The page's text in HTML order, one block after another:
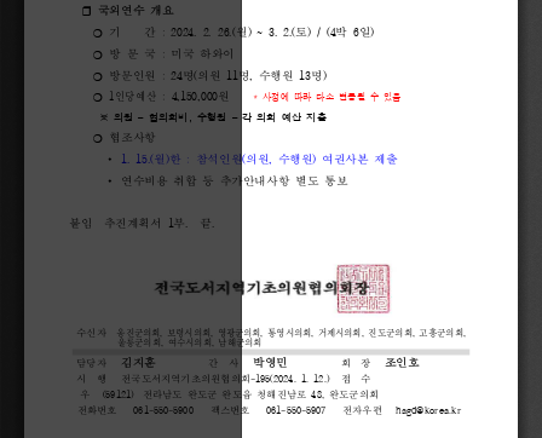
❐ 국외연수 개요
❍ 기 간 : 2024. 2. 26.(월) ~ 3. 2.(토) / (4박 6일)
❍ 방 문 국 : 미국 하와이
❍ 방문인원 : 24명(의원 11 명 수행원 13명)
❍ 1인당예산 : 4,150,000원 * 사정에 따라 다소 변동될 수 있음
※ 의원 – 협의회비 수행원 – 각 의회 예산 지출
❍ 협조사항

1. 15.(월 )한 : 참석인원(의원 수행원) 여권사본 제출

연수비용 취합 등 추가안내사항 별도 통보
붙임 추진계획서 1부 끝
수신자 옹진군의회 보령시의회 영광군의회 , 통영시의회 거제시의회 진도군의회 고흥군의회
울릉군의회
여수시의회
남해군의회
담당자
김지훈 간 사 박영민 회 장 조인호
시 행 전국도서지역기초의원협의회-195(2024. 1. 12.) 접 수
우
(59121) 전라남도 완도군 완도읍 청해진남로 48, 완도군의회
전화번호
061-550-5900 팩스번호 061-550-5907 전자우편 hagd@korea.kr